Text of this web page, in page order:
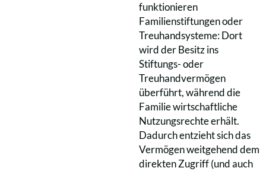
funktionieren
Familienstiftungen oder
Treuhandsysteme: Dort
wird der Besitz ins
Stiftungs- oder
Treuhandvermögen
überführt, während die
Familie wirtschaftliche
Nutzungsrechte erhält.
Dadurch entzieht sich das
Vermögen weitgehend dem
direkten Zugriff (und auch